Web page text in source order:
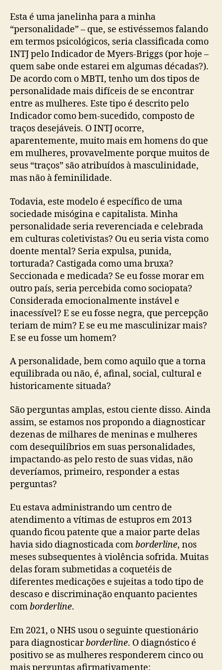
Esta é uma janelinha para a minha
“personalidade” – que, se estivéssemos falando
em termos psicológicos, seria classificada como
INTJ pelo Indicador de Myers-Briggs (por hoje –
quem sabe onde estarei em algumas décadas?).
De acordo com o MBTI, tenho um dos tipos de
personalidade mais difíceis de se encontrar
entre as mulheres. Este tipo é descrito pelo
Indicador como bem-sucedido, composto de
traços desejáveis. O INTJ ocorre,
aparentemente, muito mais em homens do que
em mulheres, provavelmente porque muitos de
seus “traços” são atribuídos à masculinidade,
mas não à feminilidade.
Todavia, este modelo é específico de uma
sociedade misógina e capitalista. Minha
personalidade seria reverenciada e celebrada
em culturas coletivistas? Ou eu seria vista como
doente mental? Seria expulsa, punida,
torturada? Castigada como uma bruxa?
Seccionada e medicada? Se eu fosse morar em
outro país, seria percebida como sociopata?
Considerada emocionalmente instável e
inacessível? E se eu fosse negra, que percepção
teriam de mim? E se eu me masculinizar mais?
E se eu fosse um homem?
A personalidade, bem como aquilo que a torna
equilibrada ou não, é, afinal, social, cultural e
historicamente situada?
São perguntas amplas, estou ciente disso. Ainda
assim, se estamos nos propondo a diagnosticar
dezenas de milhares de meninas e mulheres
com desequilíbrios em suas personalidades,
impactando-as pelo resto de suas vidas, não
deveríamos, primeiro, responder a estas
perguntas?
Eu estava administrando um centro de
atendimento a vítimas de estupros em 2013
quando ficou patente que a maior parte delas
havia sido diagnosticada comborderline, nos
meses subsequentes à violência sofrida. Muitas
delas foram submetidas a coquetéis de
diferentes medicações e sujeitas a todo tipo de
descaso e discriminação enquanto pacientes
comborderline.
Em 2021, o NHS usou o seguinte questionário
para diagnosticarborderline. O diagnóstico é
positivo se as mulheres responderem cinco ou
mais perguntas afirmativamente: